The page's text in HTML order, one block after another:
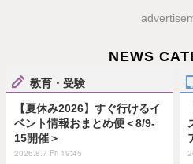
NEWS
教育・受験
【夏休み2026】すぐ行けるイ
ベント情報おまとめ便＜8/9-
15開催＞
2026.8.7 Fri 19:45